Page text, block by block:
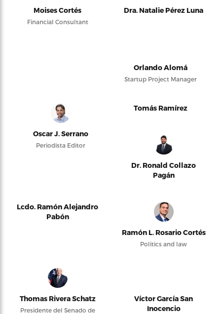
Moises Cortés
Financial Consultant
Dra. Natalie Pérez Luna
Orlando Alomá
Startup Project Manager
Oscar J. Serrano
Periodista Editor
Tomás Ramírez
Dr. Ronald Collazo
Pagán
Lcdo. Ramón Alejandro
Pabón
Ramón L. Rosario Cortés
Politics and law
Thomas Rivera Schatz
Presidente del Senado de
Víctor García San
Inocencio